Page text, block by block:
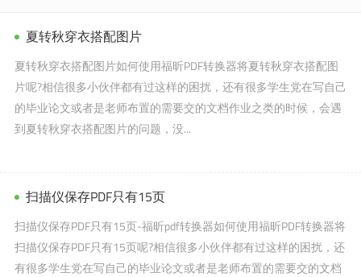
夏转秋穿衣搭配图片
夏转秋穿衣搭配图片如何使用福昕PDF转换器将夏转秋穿衣搭配图
片呢?相信很多小伙伴都有过这样的困扰，还有很多学生党在写自己
的毕业论文或者是老师布置的需要交的文档作业之类的时候，会遇
到夏转秋穿衣搭配图片的问题，没...
扫描仪保存PDF只有15页
扫描仪保存PDF只有15页-福昕pdf转换器如何使用福昕PDF转换器将
扫描仪保存PDF只有15页呢?相信很多小伙伴都有过这样的困扰，还
有很多学生党在写自己的毕业论文或者是老师布置的需要交的文档